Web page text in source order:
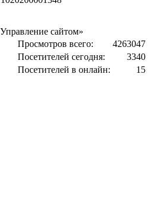
сайтом»
Просмотров всего:
4263047
Посетителей сегодня:
3340
Посетителей в онлайн:
15